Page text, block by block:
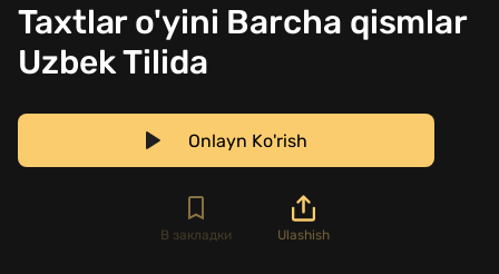
Taxtlar o'yini Barcha qismlar
Uzbek Tilida
Onlayn Ko'rish
В закладки Ulashish